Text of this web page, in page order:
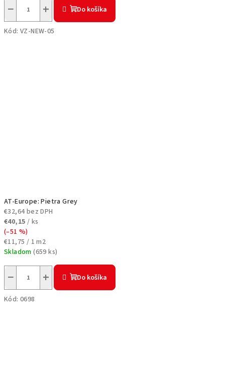
+
− Do košíka
Kód: VZ-NEW-05
AT-Europe: Pietra Grey
€32,64 bez DPH
€40,15 / ks
(–51 %)
Jednotková
cena:
€11,75 / 1 m2
Skladom(659 ks)
+
− Do košíka
Kód: 0698